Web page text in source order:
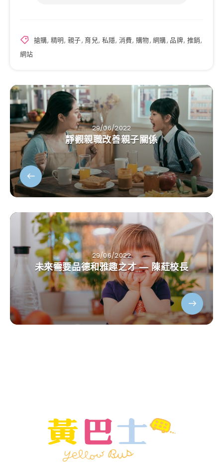
搶購, 精明,親子,育兒, 私隱, 消費, 購物,網購, 品牌, 推銷,
網站
29/06/2022
靜觀親職改善親子關係
29/06/2022
未來需要品德和雅趣之才 — 陳葒校長